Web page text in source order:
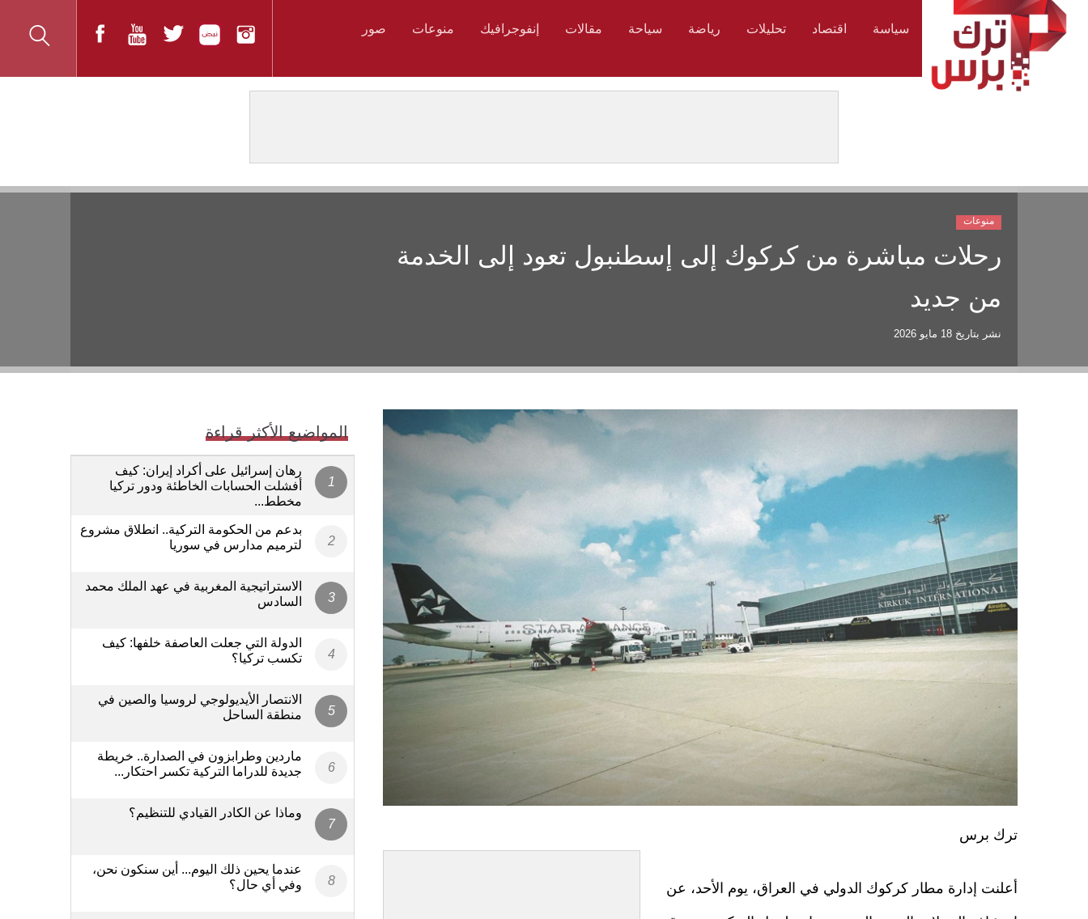
سياسة اقتصاد تحليلات رياضة سياحة مقالات إنفوجرافيك منوعات صور
رحلات مباشرة من كركوك إلى إسطنبول تعود إلى الخدمة
من جديد
نشر بتاريخ 18 مايو 2026
منوعات
ترك برس
أعلنت إدارة مطار كركوك الدولي في العراق، يوم الأحد، عن
المواضيع الأكثر قراءة
رهان إسرائيل على أكراد إيران: كيف
أفشلت الحسابات الخاطئة ودور تركيا
مخطط...
بدعم من الحكومة التركية.. انطلاق مشروع
لترميم مدارس في سوريا
الاستراتيجية المغربية في عهد الملك محمد
السادس
الدولة التي جعلت العاصفة خلفها: كيف
تكسب تركيا؟
الانتصار الأيديولوجي لروسيا والصين في
منطقة الساحل
ماردين وطرابزون في الصدارة.. خريطة
جديدة للدراما التركية تكسر احتكار...
وماذا عن الكادر القيادي للتنظيم؟
عندما يحين ذلك اليوم... أين سنكون نحن،
وفي أي حال؟